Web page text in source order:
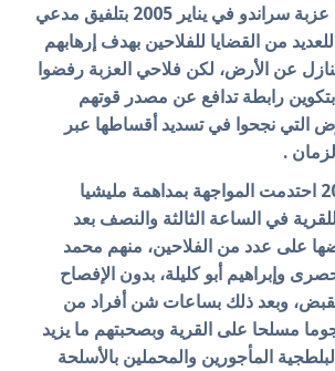
بدأت المواجهة في عزبة سراندو في يناير 2005 بتلفيق مدعي
من القضايا للفلاحين بهدف إرهابهم
عن الأرض، لكن فلاحي العزبة رفضوا
بتكوين رابطة تدافع عن مصدر قوتهم
التي نجحوا في تسديد أقساطها عبر
.
وفي 4 مارس 2005 احتدمت المواجهة بمداهمة مليشيا
في الساعة الثالثة والنصف بعد
على عدد من الفلاحين، منهم محمد
وإبراهيم أبو كليلة، بدون الإفصاح
وبعد ذلك بساعات شن أفراد من
مسلحا على القرية وبصحبتهم ما يزيد
من البلطجية المأجورين والمحملين بالأسلحة